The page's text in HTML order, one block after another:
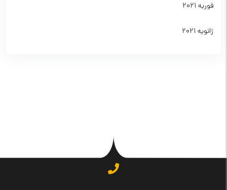
فوریه 2021
ژانویه 2021